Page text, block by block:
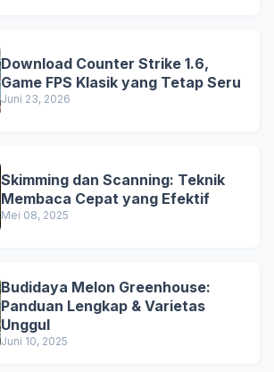
Download Counter Strike 1.6,
Game FPS Klasik yang Tetap Seru
Juni 23, 2026
Skimming dan Scanning: Teknik
Membaca Cepat yang Efektif
Mei 08, 2025
Budidaya Melon Greenhouse:
Panduan Lengkap & Varietas
Unggul
Juni 10, 2025